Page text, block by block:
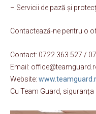
– Servicii de pază și
Contactează-ne pentru o
Contact: 0722.363.527 /
Email:
Website:
Cu Team Guard,